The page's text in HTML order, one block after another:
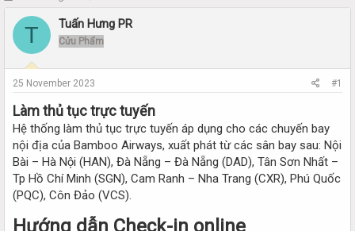
r
a
d
s
a
e
r
a
r
d
e
T Tuấn Hưng PR
Cửu Phẩm
25 November 2023 #1
Làm thủ tục trực tuyến
Hệ thống làm thủ tục trực tuyến áp dụng cho các chuyến bay
nội địa của Bamboo Airways, xuất phát từ các sân bay sau: Nội
Bài – Hà Nội (HAN), Đà Nẵng – Đà Nẵng (DAD), Tân Sơn Nhất –
Tp Hồ Chí Minh (SGN), Cam Ranh – Nha Trang (CXR), Phú Quốc
(PQC), Côn Đảo (VCS).
Hướng dẫn Check-in online